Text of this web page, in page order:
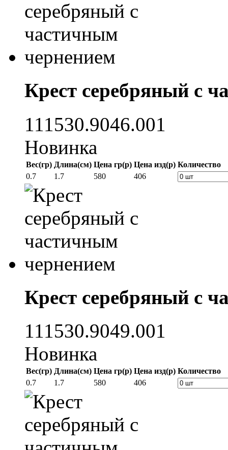
Крест серебряный с
111530.9046.001
Новинка
Вес(гр) Длина(см) Цена гр(р) Цена изд(р) Количество
0.7
1.7 580 406
Крест серебряный с
111530.9049.001
Новинка
Вес(гр) Длина(см) Цена гр(р) Цена изд(р) Количество
0.7
1.7 580 406